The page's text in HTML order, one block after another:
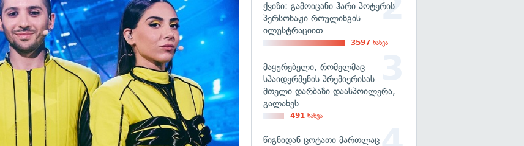
ქვიზი: გამოიცანი ჰარი პოტერის
პერსონაჟი როულინგის
ილუსტრაციით
3597 ნახვა
მაყურებელი, რომელმაც
სპაიდერმენის პრემიერისას
მთელი დარბაზი დაასპოილერა,
გალახეს
491 ნახვა
წიგნიდან ცოტათი მართლაც